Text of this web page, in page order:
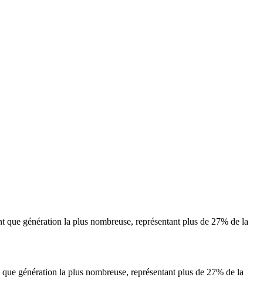
que génération la plus nombreuse, représentant plus de 27% de la
génération la plus nombreuse, représentant plus de 27% de la